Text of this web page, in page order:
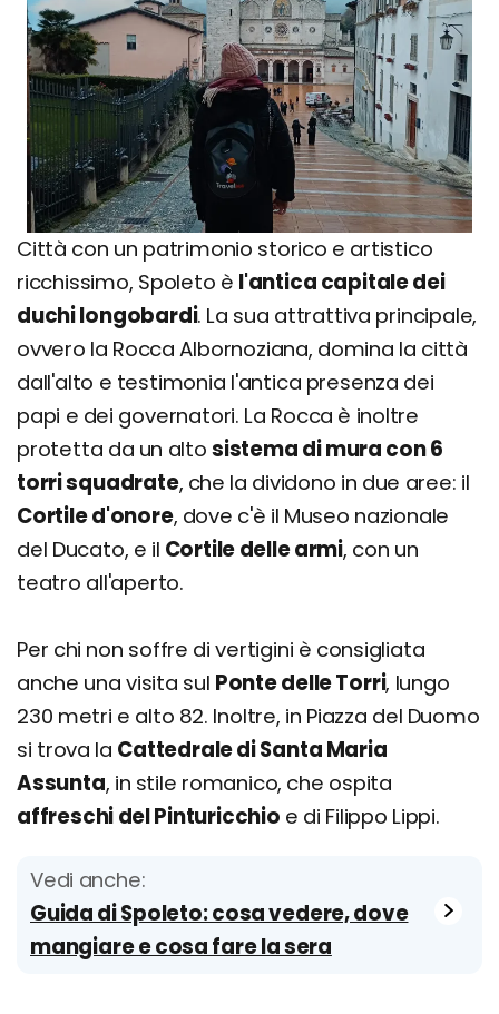
Città con un patrimonio storico e artistico
ricchissimo, Spoleto è l'antica capitale dei
duchi longobardi. La sua attrattiva principale,
ovvero la Rocca Albornoziana, domina la città
dall'alto e testimonia l'antica presenza dei
papi e dei governatori. La Rocca è inoltre
protetta da un altosistema di mura con 6
torri squadrate, che la dividono in due aree: il
Cortile d'onore, dove c'è il Museo nazionale
del Ducato, e il Cortile delle armi, con un
teatro all'aperto.
Per chi non soffre di vertigini è consigliata
anche una visita sul Ponte delle Torri, lungo
230 metri e alto 82. Inoltre, in Piazza del Duomo
si trova la Cattedrale di Santa Maria
Assunta, in stile romanico, che ospita
affreschi del Pinturicchio e di Filippo Lippi.
Vedi anche:
Guida di Spoleto: cosa vedere, dove
mangiare e cosa fare la sera